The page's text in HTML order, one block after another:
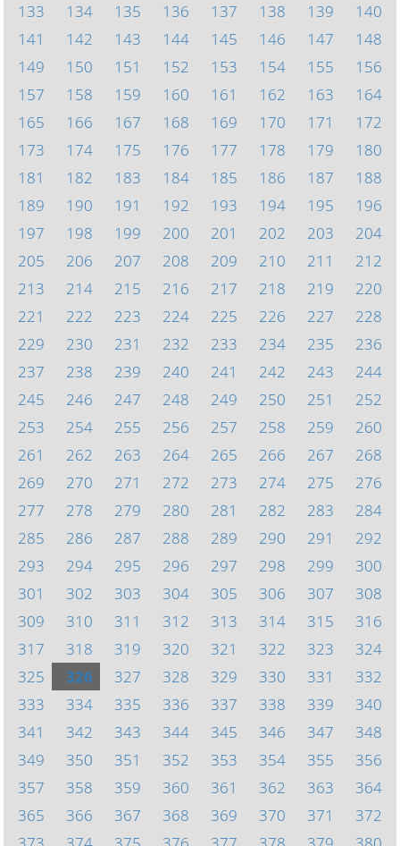
133
134 135 136 137 138 139
140
141
142 143 144 145 146 147
148
149
150 151 152 153 154 155
156
157
158 159 160 161 162 163
164
165
166 167 168 169 170 171
172
173
174 175 176 177 178 179
180
181
182 183 184 185 186 187
188
189
190 191 192 193 194 195
196
197
198 199 200 201 202 203
204
205
206 207 208 209 210 211
212
213
214 215 216 217 218 219
220
221
222 223 224 225 226 227
228
229
230 231 232 233 234 235
236
237
238 239 240 241 242 243
244
245
246 247 248 249 250 251
252
253
254 255 256 257 258 259
260
261
262 263 264 265 266 267
268
269
270 271 272 273 274 275
276
277
278 279 280 281 282 283
284
285
286 287 288 289 290 291
292
293
294 295 296 297 298 299
300
301
302 303 304 305 306 307
308
309
310 311 312 313 314 315
316
317
318 319 320 321 322 323
324
325
326 327 328 329 330 331
332
333
334 335 336 337 338 339
340
341
342 343 344 345 346 347
348
349
350 351 352 353 354 355
356
357
358 359 360 361 362 363
364
365
366 367 368 369 370 371
372